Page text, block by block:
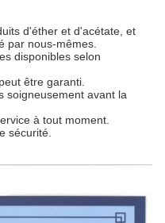
d'éther et d'acétate, et
par nous-mêmes.
disponibles selon
être garanti.
soigneusement avant la
à tout moment.
sécurité.